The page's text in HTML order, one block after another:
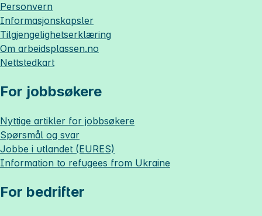
Personvern
Informasjonskapsler
Tilgjengelighetserklæring
Om arbeidsplassen.no
Nettstedkart
For jobbsøkere
Nyttige artikler for jobbsøkere
Spørsmål og svar
Jobbe i utlandet (EURES)
Information to refugees from Ukraine
For bedrifter